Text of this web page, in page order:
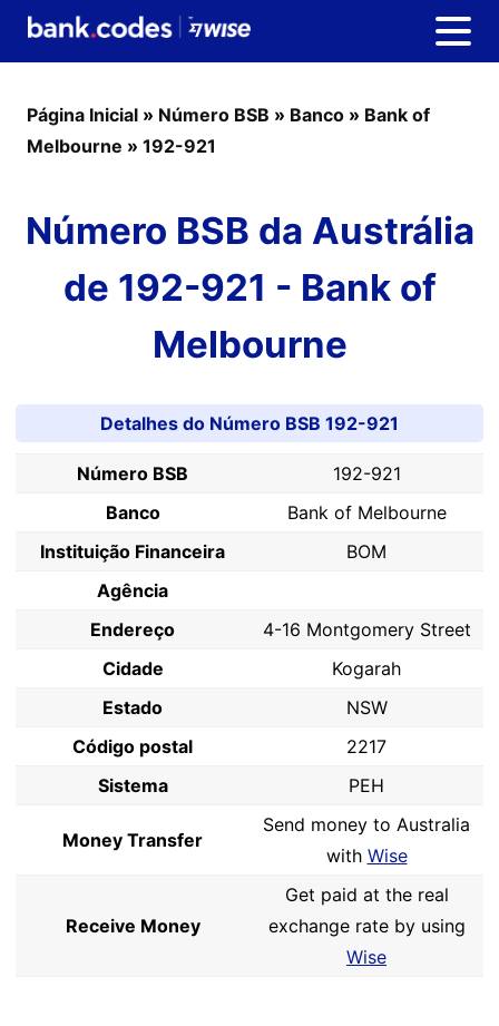
Página Inicial » Número BSB » Banco » Bank of
Melbourne » 192-921
Número BSB da Austrália
de 192-921 - Bank of
Melbourne
Detalhes do Número BSB 192-921
Número BSB
192-921
Banco
Bank of Melbourne
Instituição Financeira
BOM
Agência
Endereço
4-16 Montgomery Street
Cidade
Kogarah
Estado
NSW
Código postal
2217
Sistema
PEH
Money Transfer
Send money to Australia
with Wise
Receive Money
Get paid at the real
exchange rate by using
Wise